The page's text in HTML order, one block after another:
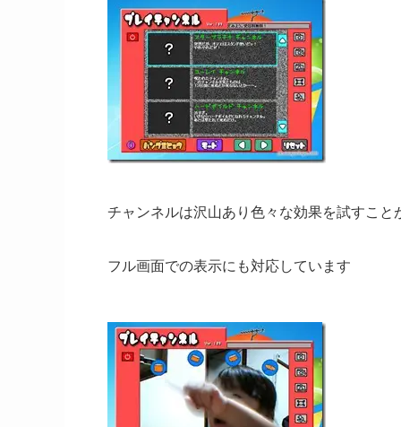
チャンネルは沢山あり色々な効果を試すこと
フル画面での表示にも対応しています